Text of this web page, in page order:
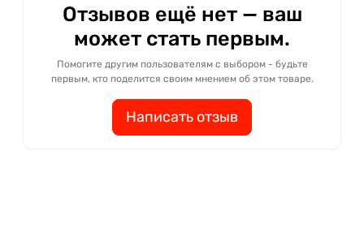
Отзывов ещё нет — ваш
может стать первым.
Помогите другим пользователям с выбором - будьте
первым, кто поделится своим мнением об этом товаре.
Написать отзыв